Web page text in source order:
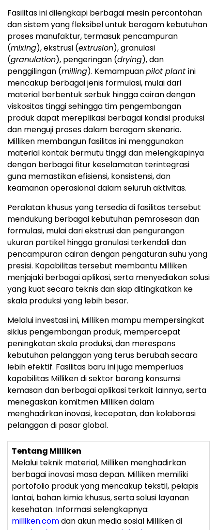
Fasilitas ini dilengkapi berbagai mesin percontohan
dan sistem yang fleksibel untuk beragam kebutuhan
proses manufaktur, termasuk pencampuran
(mixing), ekstrusi (extrusion), granulasi
(granulation), pengeringan (drying), dan
penggilingan (milling). Kemampuanpilot plant ini
mencakup berbagai jenis formulasi, mulai dari
material berbentuk serbuk hingga cairan dengan
viskositas tinggi sehingga tim pengembangan
produk dapat mereplikasi berbagai kondisi produksi
dan menguji proses dalam beragam skenario.
Milliken membangun fasilitas ini menggunakan
material kontak bermutu tinggi dan melengkapinya
dengan berbagai fitur keselamatan terintegrasi
guna memastikan efisiensi, konsistensi, dan
keamanan operasional dalam seluruh aktivitas.
Peralatan khusus yang tersedia di fasilitas tersebut
mendukung berbagai kebutuhan pemrosesan dan
formulasi, mulai dari ekstrusi dan pengurangan
ukuran partikel hingga granulasi terkendali dan
pencampuran cairan dengan pengaturan suhu yang
presisi. Kapabilitas tersebut membantu Milliken
menjajaki berbagai aplikasi, serta menyediakan solusi
yang kuat secara teknis dan siap ditingkatkan ke
skala produksi yang lebih besar.
Melalui investasi ini, Milliken mampu mempersingkat
siklus pengembangan produk, mempercepat
peningkatan skala produksi, dan merespons
kebutuhan pelanggan yang terus berubah secara
lebih efektif. Fasilitas baru ini juga memperluas
kapabilitas Milliken di sektor barang konsumsi
kemasan dan berbagai aplikasi terkait lainnya, serta
menegaskan komitmen Milliken dalam
menghadirkan inovasi, kecepatan, dan kolaborasi
pelanggan di pasar global.
Tentang Milliken
Melalui teknik material, Milliken menghadirkan
berbagai inovasi masa depan. Milliken memiliki
portofolio produk yang mencakup tekstil, pelapis
lantai, bahan kimia khusus, serta solusi layanan
kesehatan. Informasi selengkapnya:
milliken.comdan akun media sosial Milliken di